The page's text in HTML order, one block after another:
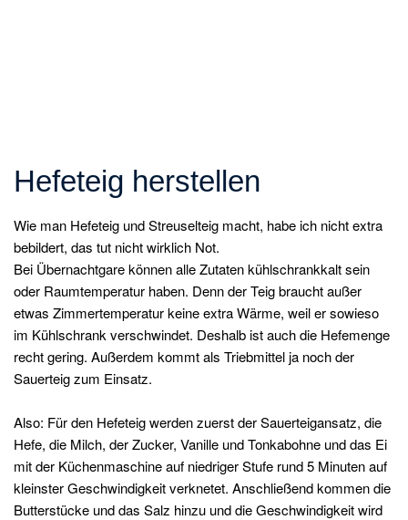
Hefeteig herstellen
Wie man Hefeteig und Streuselteig macht, habe ich nicht extra
bebildert, das tut nicht wirklich Not.
Bei Übernachtgare können alle Zutaten kühlschrankkalt sein
oder Raumtemperatur haben. Denn der Teig braucht außer
etwas Zimmertemperatur keine extra Wärme, weil er sowieso
im Kühlschrank verschwindet. Deshalb ist auch die Hefemenge
recht gering. Außerdem kommt als Triebmittel ja noch der
Sauerteig zum Einsatz.
Also: Für den Hefeteig werden zuerst der Sauerteigansatz, die
Hefe, die Milch, der Zucker, Vanille und Tonkabohne und das Ei
mit der Küchenmaschine auf niedriger Stufe rund 5 Minuten auf
kleinster Geschwindigkeit verknetet. Anschließend kommen die
Butterstücke und das Salz hinzu und die Geschwindigkeit wird